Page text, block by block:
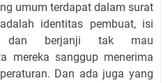
umum terdapat dalam surat
identitas pembuat, isi
dan berjanji tak mau
mereka sanggup menerima
Dan ada juga yang